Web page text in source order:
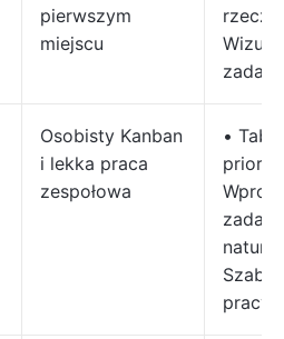
pierwszym
miejscu
zadań
Osobisty Kanban
i lekka praca
zespołowa
•
zadań
pracy